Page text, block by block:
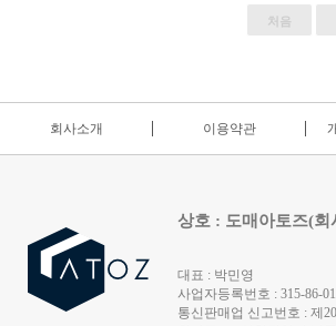
처음
회사소개 이용약관
상호 : 도매아토즈(
대표 : 박민영
사업자등록번호 : 315-86-
통신판매업 신고번호 : 제